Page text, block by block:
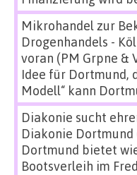
Mikrohandel zur
Drogenhandels -
voran (PM Grpne &
Idee für Dortmund,
Modell“ kann
Diakonie sucht
Diakonie Dortmund
Dortmund bietet
Bootsverleih im